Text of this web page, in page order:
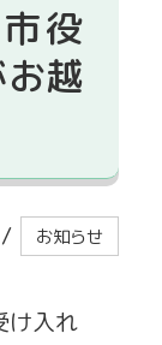
役
越
/ お知らせ
入れ